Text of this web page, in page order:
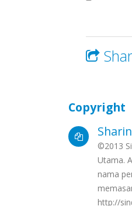
Copyright
©2013
Utama.
nama
http://